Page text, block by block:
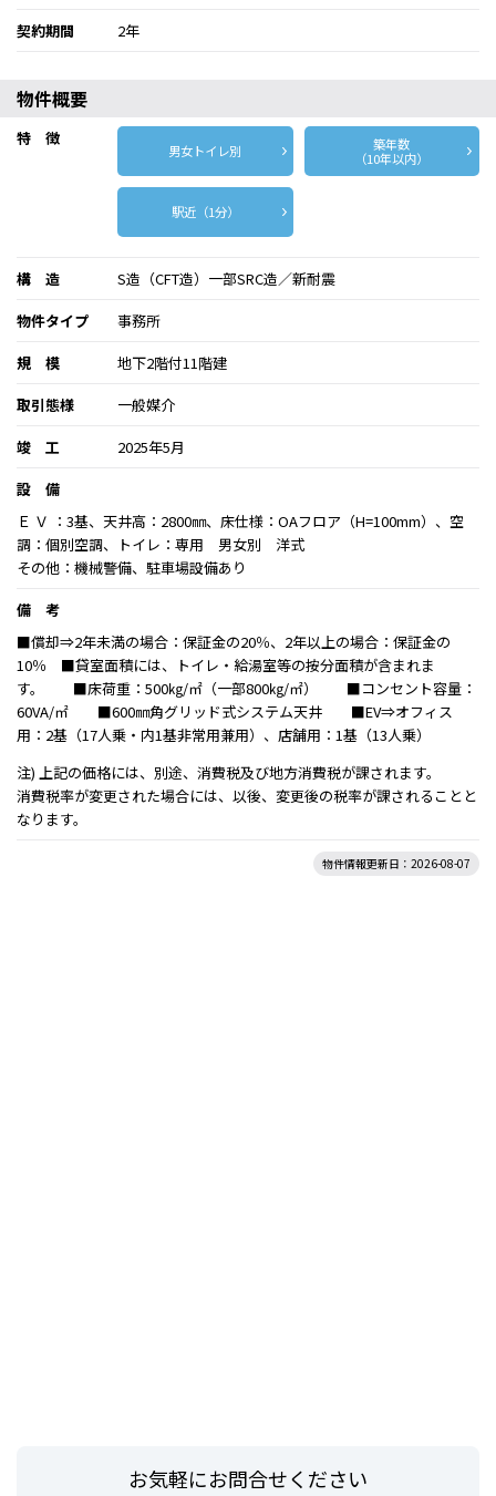
契約期間 2年
物件概要
特 徴
男女トイレ別
築年数
（10年以内）
駅近（1分）
構 造
S造（CFT造）一部SRC造／新耐震
物件タイプ
事務所
規 模
地下2階付11階建
取引態様
一般媒介
竣 工
2025年5月
設 備
Ｅ Ｖ ：3基、天井高：2800㎜、床仕様：OAフロア（H=100mm）、空
調：個別空調、トイレ：専用 男女別 洋式
その他：機械警備、駐車場設備あり
備 考
■償却⇒2年未満の場合：保証金の20％、2年以上の場合：保証金の
10％ ■貸室面積には、トイレ・給湯室等の按分面積が含まれま
す。 ■床荷重：500㎏/㎡（一部800㎏/㎡） ■コンセント容量：
60VA/㎡ ■600㎜角グリッド式システム天井 ■EV⇒オフィス
用：2基（17人乗・内1基非常用兼用）、店舗用：1基（13人乗）
注) 上記の価格には、別途、消費税及び地方消費税が課されます。
消費税率が変更された場合には、以後、変更後の税率が課されることと
なります。
物件情報更新日：2026-08-07
お気軽にお問合せください